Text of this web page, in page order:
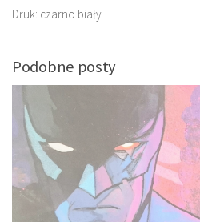
Druk: czarno biały
Podobne posty